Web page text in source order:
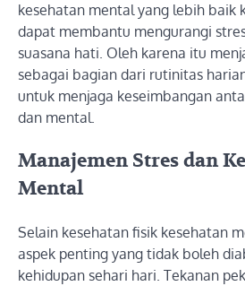
kesehatan mental yang lebih baik
dapat membantu mengurangi
suasana hati. Oleh karena itu
sebagai bagian dari rutinitas
untuk menjaga keseimbangan
dan mental.
Manajemen Stres dan
Mental
Selain kesehatan fisik kesehatan
aspek penting yang tidak boleh
kehidupan sehari hari. Tekanan